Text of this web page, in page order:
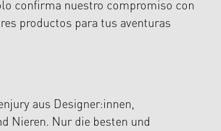
confirma nuestro compromiso con
productos para tus aventuras
aus Designer:innen,
Nieren. Nur die besten und